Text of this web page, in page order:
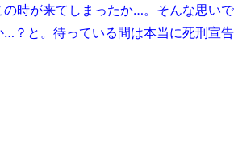
の時が来てしまったか…。そんな思い
…？と。待っている間は本当に死刑宣